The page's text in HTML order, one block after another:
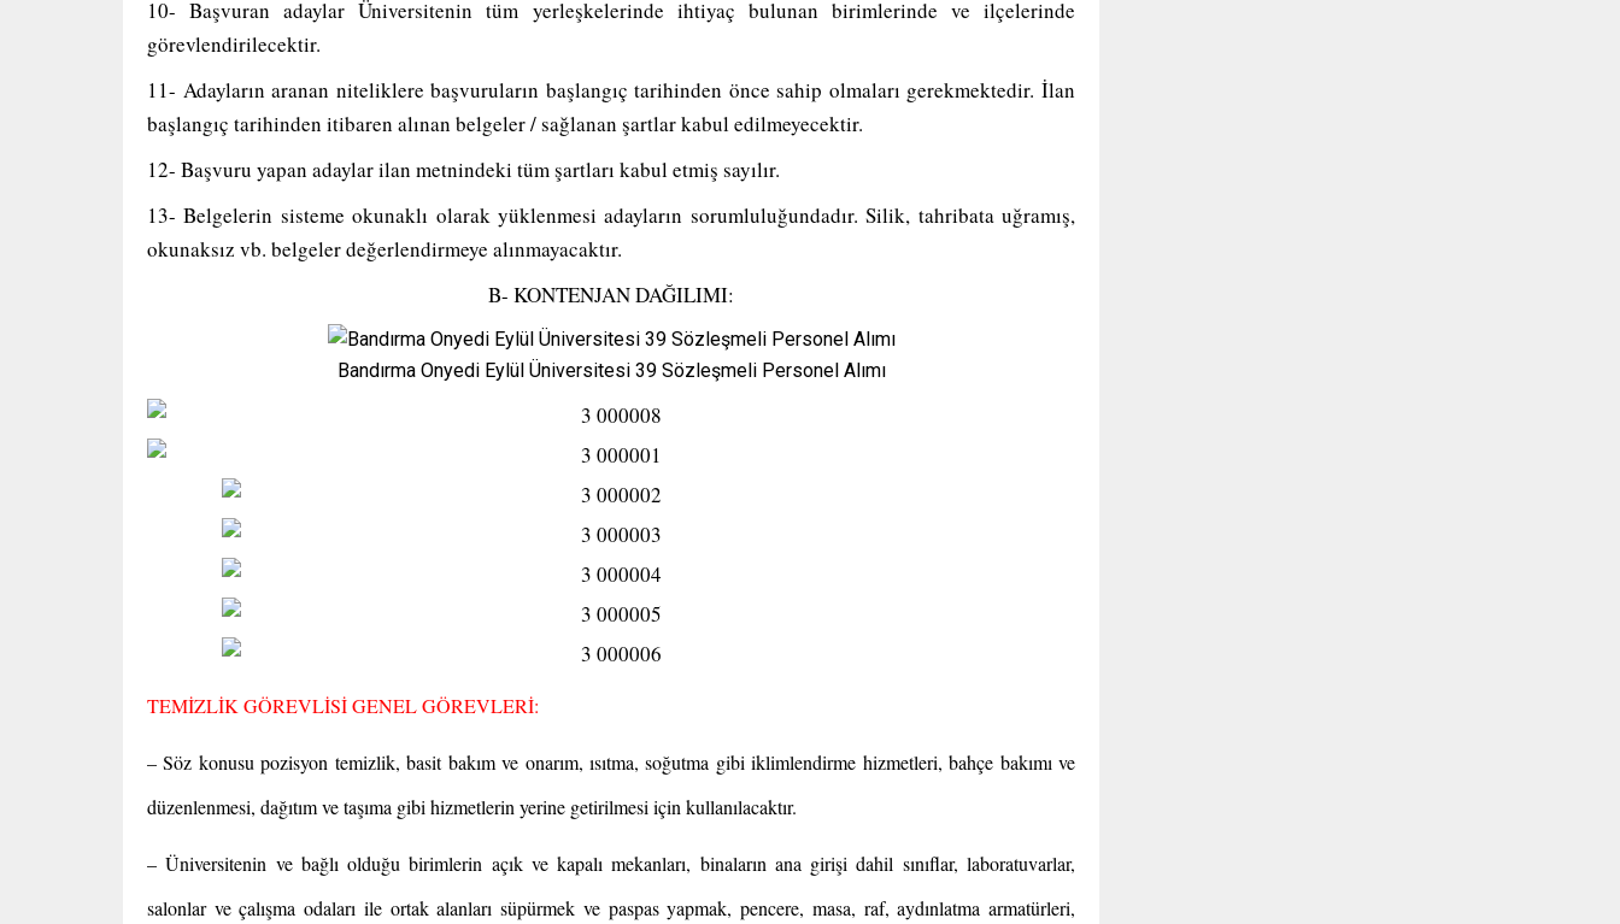
10- Başvuran adaylar Üniversitenin tüm yerleşkelerinde ihtiyaç bulunan birimlerinde ve ilçelerinde
görevlendirilecektir.
11- Adayların aranan niteliklere başvuruların başlangıç tarihinden önce sahip olmaları gerekmektedir. İlan
başlangıç tarihinden itibaren alınan belgeler / sağlanan şartlar kabul edilmeyecektir.
12- Başvuru yapan adaylar ilan metnindeki tüm şartları kabul etmiş sayılır.
13- Belgelerin sisteme okunaklı olarak yüklenmesi adayların sorumluluğundadır. Silik, tahribata uğramış,
okunaksız vb. belgeler değerlendirmeye alınmayacaktır.
B- KONTENJAN DAĞILIMI:
Bandırma Onyedi Eylül Üniversitesi 39 Sözleşmeli Personel Alımı
TEMİZLİK GÖREVLİSİ GENEL GÖREVLERİ:
– Söz konusu pozisyon temizlik, basit bakım ve onarım, ısıtma, soğutma gibi iklimlendirme hizmetleri, bahçe bakımı ve
düzenlenmesi, dağıtım ve taşıma gibi hizmetlerin yerine getirilmesi için kullanılacaktır.
– Üniversitenin ve bağlı olduğu birimlerin açık ve kapalı mekanları, binaların ana girişi dahil sınıflar, laboratuvarlar,
salonlar ve çalışma odaları ile ortak alanları süpürmek ve paspas yapmak, pencere, masa, raf, aydınlatma armatürleri,